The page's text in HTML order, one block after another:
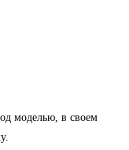
моделью, в своем